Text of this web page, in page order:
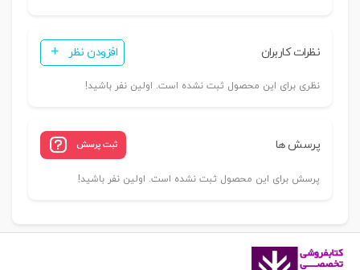
نظرات کاربران افزودن نظر
نظری برای این محصول ثبت نشده است. اولین نفر باشید!
پرسش ها ثبت پرسش
پرسش برای این محصول ثبت نشده است. اولین نفر باشید!